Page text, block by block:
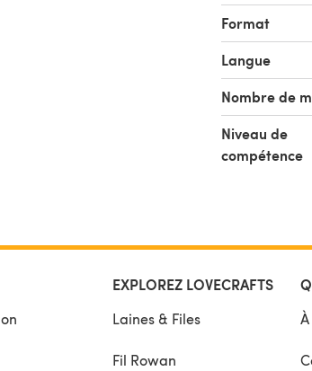
Format
Langue
Nombre de
Niveau de
compétence
EXPLOREZ LOVECRAFTS
Laines & Files
Fil Rowan